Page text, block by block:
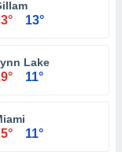
13°
Lake
11°
11°